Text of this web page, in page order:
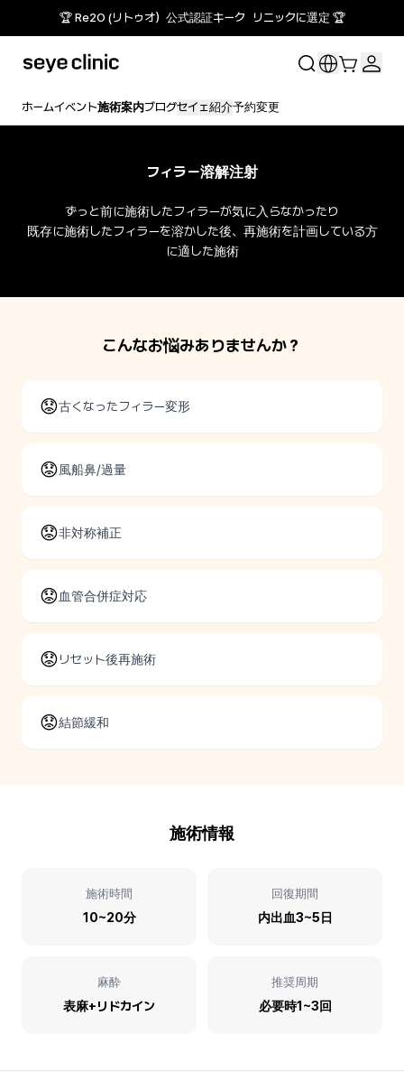
🏆 Re2O (リトゥオ）公式認証キーク リニックに選定 🏆
ホームイベント施術案内ブログセイェ紹介予約変更
フィラー溶解注射
ずっと前に施術したフィラーが気に入らなかったり
既存に施術したフィラーを溶かした後、再施術を計画している方
に適した施術
こんなお悩みありませんか？
😟古くなったフィラー変形
😟 風船鼻/過量
😟非対称補正
😟血管合併症対応
😟リセット後再施術
😟結節緩和
施術情報
施術時間
10~20分
回復期間
内出血3~5日
麻酔
表麻+リドカイン
推奨周期
必要時1~3回